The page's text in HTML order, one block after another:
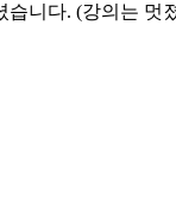
습니다. (강의는